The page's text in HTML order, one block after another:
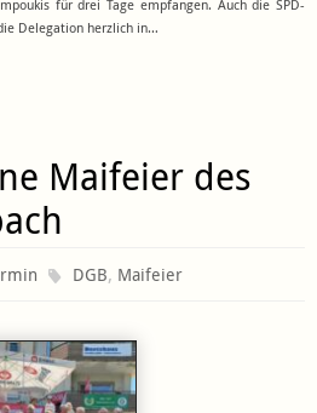
für drei Tage empfangen. Auch die SPD-
Delegation herzlich in…
Maifeier des
DGB, Maifeier